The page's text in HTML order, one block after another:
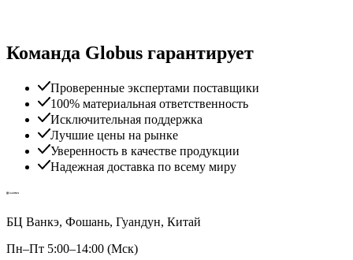
Команда Globus гарантирует
Проверенные экспертами поставщики
100% материальная ответственность
Исключительная поддержка
Лучшие цены на рынке
Уверенность в качестве продукции
Надежная доставка по всему миру
БЦ Ванкэ, Фошань, Гуандун, Китай
Пн–Пт 5:00–14:00 (Мск)